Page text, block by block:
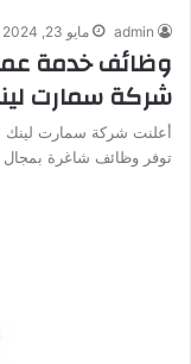
admin مايو 23, 2024
شركة سمارت
أعلنت شركة سمارت لينك
توفر وظائف شاغرة بمجال خدمة